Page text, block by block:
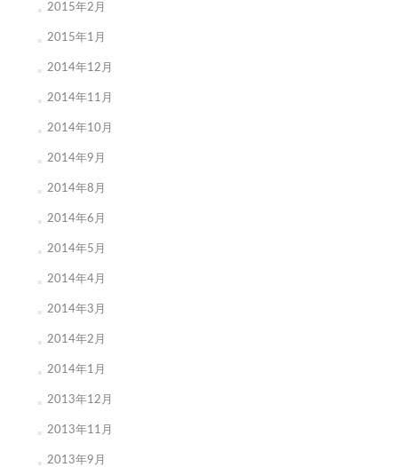
2015年2月
2015年1月
2014年12月
2014年11月
2014年10月
2014年9月
2014年8月
2014年6月
2014年5月
2014年4月
2014年3月
2014年2月
2014年1月
2013年12月
2013年11月
2013年9月